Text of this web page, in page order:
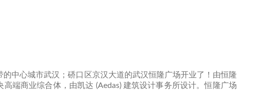
的中心城市武汉；硚口区京汉大道的武汉恒隆广场开业了！由恒隆
高端商业综合体，由凯达 (Aedas) 建筑设计事务所设计。恒隆广场